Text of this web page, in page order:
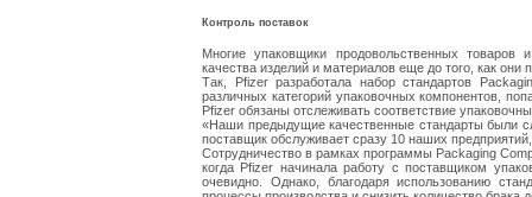
Контроль поставок
Многие упаковщики продовольственных товаров
качества изделий и материалов еще до того, как они
Так, Pfizer разработала набор стандартов
различных категорий упаковочных компонентов,
Pfizer обязаны отслеживать соответствие
«Наши предыдущие качественные стандарты были
поставщик обслуживает сразу 10 наших
Сотрудничество в рамках программы Packaging
когда Pfizer начинала работу с поставщиком
очевидно. Однако, благодаря использованию